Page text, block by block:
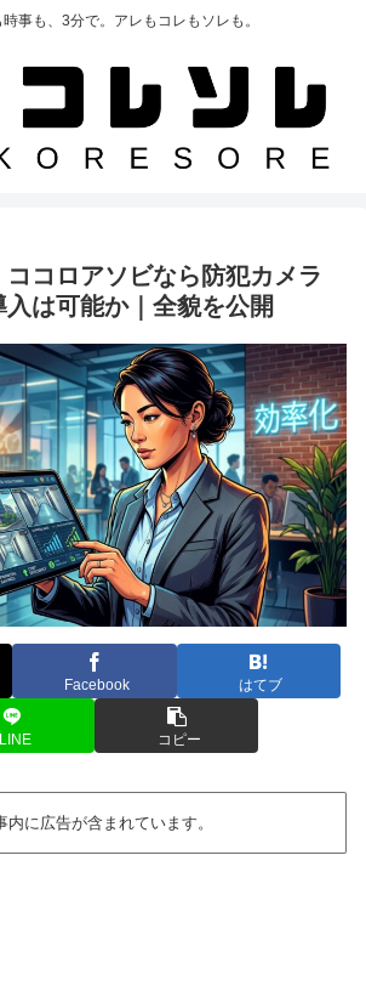
時事も、3分で。アレもコレもソレも。
ココロアソビなら防犯カメラ
は可能か｜全貌を公開
Facebook はてブ
LINE コピー
内に広告が含まれています。